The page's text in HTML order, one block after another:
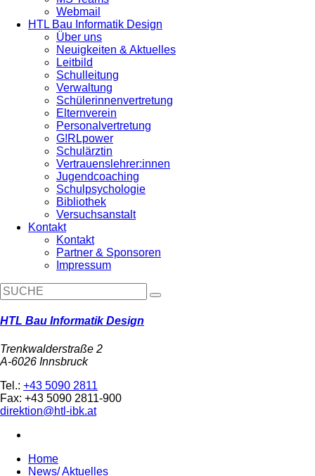
Webmail
HTL Bau Informatik Design
Über uns
Neuigkeiten & Aktuelles
Leitbild
Schulleitung
Verwaltung
Schülerinnenvertretung
Elternverein
Personalvertretung
G!RLpower
Schulärztin
Vertrauenslehrer:innen
Jugendcoaching
Schulpsychologie
Bibliothek
Versuchsanstalt
Kontakt
Kontakt
Partner & Sponsoren
Impressum
HTL Bau Informatik Design
Trenkwalderstraße 2
A-6026 Innsbruck
Tel.: +43 5090 2811
Fax: +43 5090 2811-900
direktion@htl-ibk.at
Home
News/ Aktuelles